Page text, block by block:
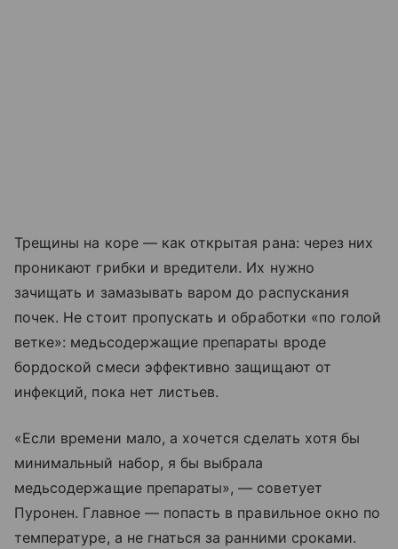
Трещины на коре — как открытая рана: через них
проникают грибки и вредители. Их нужно
зачищать и замазывать варом до распускания
почек. Не стоит пропускать и обработки «по голой
ветке»: медьсодержащие препараты вроде
бордоской смеси эффективно защищают от
инфекций, пока нет листьев.
«Если времени мало, а хочется сделать хотя бы
минимальный набор, я бы выбрала
медьсодержащие препараты», — советует
Пуронен. Главное — попасть в правильное окно по
температуре, а не гнаться за ранними сроками.